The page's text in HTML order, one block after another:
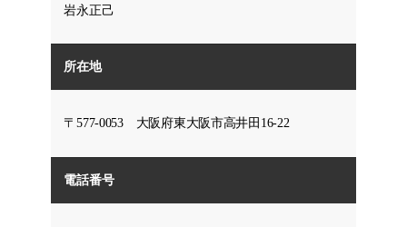
岩永正己
所在地
〒577-0053 大阪府東大阪市高井田16-22
電話番号